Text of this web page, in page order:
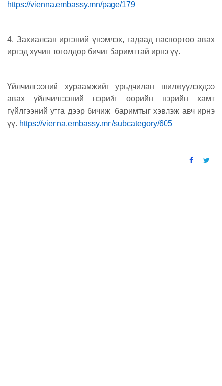
https://vienna.embassy.mn/page/179
4. Захиалсан иргэний үнэмлэх, гадаад паспортоо авах
иргэд хүчин төгөлдөр бичиг баримттай ирнэ үү.
Үйлчилгээний хураамжийг урьдчилан шилжүүлэхдээ
авах үйлчилгээний нэрийг өөрийн нэрийн хамт
гүйлгээний утга дээр бичиж, баримтыг хэвлэж авч ирнэ
үү. https://vienna.embassy.mn/subcategory/605